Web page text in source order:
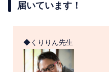
届いています！
◆くりりん先生